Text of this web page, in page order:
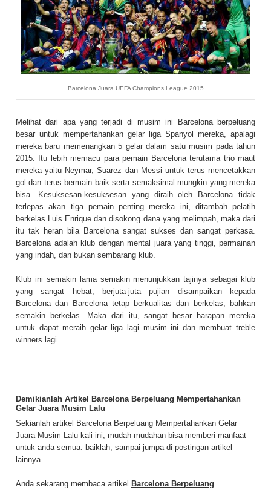
Barcelona Juara UEFA Champions League 2015
Melihat dari apa yang terjadi di musim ini Barcelona berpeluang
besar untuk mempertahankan gelar liga Spanyol mereka, apalagi
mereka baru memenangkan 5 gelar dalam satu musim pada tahun
2015. Itu lebih memacu para pemain Barcelona terutama trio maut
mereka yaitu Neymar, Suarez dan Messi untuk terus mencetakkan
gol dan terus bermain baik serta semaksimal mungkin yang mereka
bisa. Kesuksesan-kesuksesan yang diraih oleh Barcelona tidak
terlepas akan tiga pemain penting mereka ini, ditambah pelatih
berkelas Luis Enrique dan disokong dana yang melimpah, maka dari
itu tak heran bila Barcelona sangat sukses dan sangat perkasa.
Barcelona adalah klub dengan mental juara yang tinggi, permainan
yang indah, dan bukan sembarang klub.
Klub ini semakin lama semakin menunjukkan tajinya sebagai klub
yang sangat hebat, berjuta-juta pujian disampaikan kepada
Barcelona dan Barcelona tetap berkualitas dan berkelas, bahkan
semakin berkelas. Maka dari itu, sangat besar harapan mereka
untuk dapat meraih gelar liga lagi musim ini dan membuat treble
winners lagi.
Demikianlah Artikel Barcelona Berpeluang Mempertahankan
Gelar Juara Musim Lalu
Sekianlah artikel Barcelona Berpeluang Mempertahankan Gelar
Juara Musim Lalu kali ini, mudah-mudahan bisa memberi manfaat
untuk anda semua. baiklah, sampai jumpa di postingan artikel
lainnya.
Anda sekarang membaca artikel Barcelona Berpeluang